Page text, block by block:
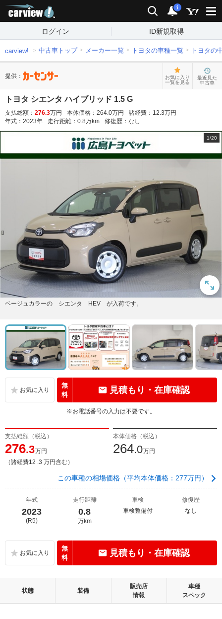
検索 通知
i
ログイン ID新規取得
carview! 中古車トップ メーカー一覧 トヨタの車種一覧 トヨタの
提供：
お気に入り
一覧を見る
最近見た
中古車
トヨタ シエンタ ハイブリッド 1.5 G
支払総額： 276.3万円 本体価格： 264.0万円 諸経費： 12.3万円
年式： 2023年 走行距離： 0.8万km 修復歴： なし
1/20
ベージュカラーの シエンタ HEV が入荷です。
無
料
見積もり・在庫確認
※お電話番号の入力は不要です。
支払総額（税込）
276.3万円
（諸経費12 .3 万円含む）
本体価格（税込）
264.0万円
この車種の相場価格（平均本体価格：277万円）
年式
2023
(R5)
走行距離
0.8
万km
車検
車検整備付
修復歴
なし
無
料
見積もり・在庫確認
状態 装備
販売店
情報
車種
スペック